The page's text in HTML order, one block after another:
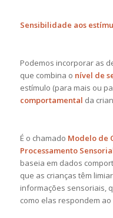
Sensibilidade aos
Podemos incorporar as
que combina o nível de
estímulo (para mais ou
comportamental da
É o chamado Modelo de
Processamento
baseia em dados
que as crianças têm
informações sensoriais,
como elas respondem